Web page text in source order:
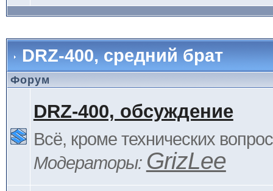
DRZ-400, средний брат
Форум
DRZ-400, обсуждение
Всё, кроме технических
Модераторы: GrizLee